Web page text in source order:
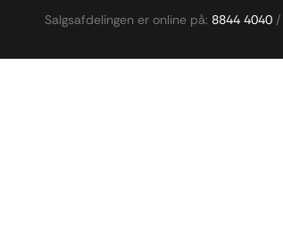
Salgsafdelingen er online på: 8844 4040 /